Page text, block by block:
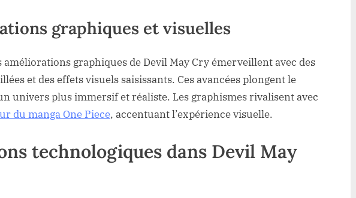
graphiques et visuelles
améliorations graphiques de Devil May Cry émerveillent avec des
et des effets visuels saisissants. Ces avancées plongent le
univers plus immersif et réaliste. Les graphismes rivalisent avec
du manga One Piece, accentuant l’expérience visuelle.
technologiques dans Devil May